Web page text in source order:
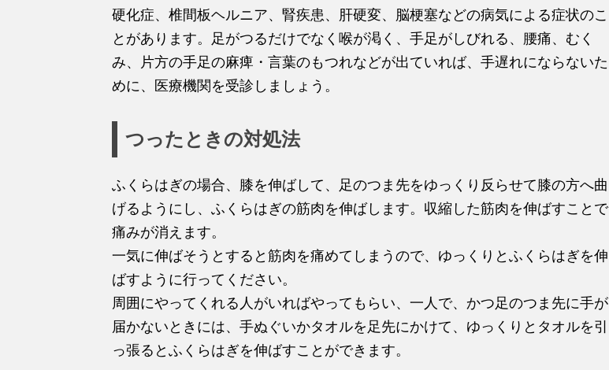
硬化症、椎間板ヘルニア、腎疾患、肝硬変、脳梗塞などの病気による症状のこ
とがあります。足がつるだけでなく喉が渇く、手足がしびれる、腰痛、むく
み、片方の手足の麻痺・言葉のもつれなどが出ていれば、手遅れにならないた
めに、医療機関を受診しましょう。
つったときの対処法
ふくらはぎの場合、膝を伸ばして、足のつま先をゆっくり反らせて膝の方へ曲
げるようにし、ふくらはぎの筋肉を伸ばします。収縮した筋肉を伸ばすことで
痛みが消えます。
一気に伸ばそうとすると筋肉を痛めてしまうので、ゆっくりとふくらはぎを伸
ばすように行ってください。
周囲にやってくれる人がいればやってもらい、一人で、かつ足のつま先に手が
届かないときには、手ぬぐいかタオルを足先にかけて、ゆっくりとタオルを引
っ張るとふくらはぎを伸ばすことができます。